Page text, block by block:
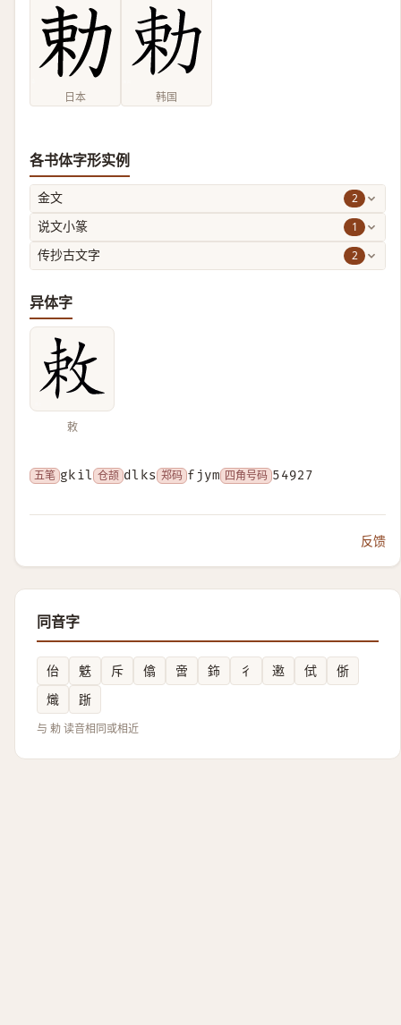
日本 韩国
各书体字形实例
金文 2
说文小篆 1
传抄古文字 2
异体字
敕
五笔 gkil 仓颉 dlks 郑码 fjym 四角号码 54927
反馈
同音字
佁 䰡 斥 㒆 啻 鉓 彳 遫 侙
㑜
熾
䟷
与 勅 读音相同或相近